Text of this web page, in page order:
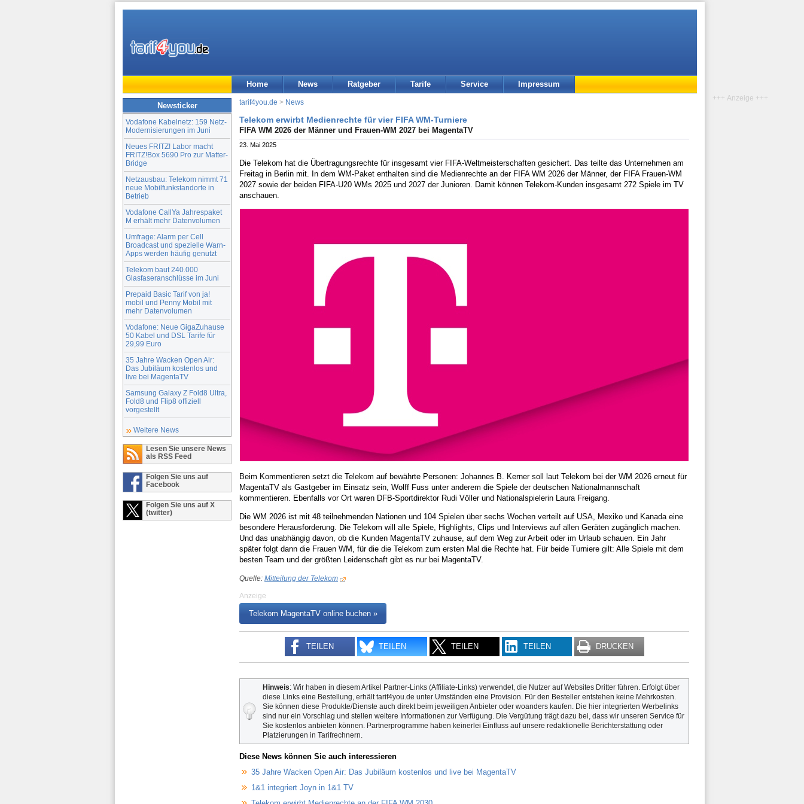
Home News Ratgeber Tarife Service Impressum
Newsticker
Vodafone Kabelnetz: 159 Netz-
Modernisierungen im Juni
Neues FRITZ! Labor macht
FRITZ!Box 5690 Pro zur Matter-
Bridge
Netzausbau: Telekom nimmt 71
neue Mobilfunkstandorte in
Betrieb
Vodafone CallYa Jahrespaket
M erhält mehr Datenvolumen
Umfrage: Alarm per Cell
Broadcast und spezielle Warn-
Apps werden häufig genutzt
Telekom baut 240.000
Glasfaseranschlüsse im Juni
Prepaid Basic Tarif von ja!
mobil und Penny Mobil mit
mehr Datenvolumen
Vodafone: Neue GigaZuhause
50 Kabel und DSL Tarife für
29,99 Euro
35 Jahre Wacken Open Air:
Das Jubiläum kostenlos und
live bei MagentaTV
Samsung Galaxy Z Fold8 Ultra,
Fold8 und Flip8 offiziell
vorgestellt
Weitere News
Lesen Sie unsere News
als RSS Feed
Folgen Sie uns auf
Facebook
Folgen Sie uns auf X
(twitter)
tarif4you.de > News
Telekom erwirbt Medienrechte für vier FIFA WM-Turniere
FIFA WM 2026 der Männer und Frauen-WM 2027 bei MagentaTV
23. Mai 2025
Die Telekom hat die Übertragungsrechte für insgesamt vier FIFA-Weltmeisterschaften gesichert. Das teilte das Unternehmen am
Freitag in Berlin mit. In dem WM-Paket enthalten sind die Medienrechte an der FIFA WM 2026 der Männer, der FIFA Frauen-WM
2027 sowie der beiden FIFA-U20 WMs 2025 und 2027 der Junioren. Damit können Telekom-Kunden insgesamt 272 Spiele im TV
anschauen.
Beim Kommentieren setzt die Telekom auf bewährte Personen: Johannes B. Kerner soll laut Telekom bei der WM 2026 erneut für
MagentaTV als Gastgeber im Einsatz sein, Wolff Fuss unter anderem die Spiele der deutschen Nationalmannschaft
kommentieren. Ebenfalls vor Ort waren DFB-Sportdirektor Rudi Völler und Nationalspielerin Laura Freigang.
Die WM 2026 ist mit 48 teilnehmenden Nationen und 104 Spielen über sechs Wochen verteilt auf USA, Mexiko und Kanada eine
besondere Herausforderung. Die Telekom will alle Spiele, Highlights, Clips und Interviews auf allen Geräten zugänglich machen.
Und das unabhängig davon, ob die Kunden MagentaTV zuhause, auf dem Weg zur Arbeit oder im Urlaub schauen. Ein Jahr
später folgt dann die Frauen WM, für die die Telekom zum ersten Mal die Rechte hat. Für beide Turniere gilt: Alle Spiele mit dem
besten Team und der größten Leidenschaft gibt es nur bei MagentaTV.
Quelle: Mitteilung der Telekom
Anzeige
Telekom MagentaTV online buchen »
TEILEN TEILEN TEILEN TEILEN DRUCKEN
Hinweis: Wir haben in diesem Artikel Partner-Links (Affiliate-Links) verwendet, die Nutzer auf Websites Dritter führen. Erfolgt über
diese Links eine Bestellung, erhält tarif4you.de unter Umständen eine Provision. Für den Besteller entstehen keine Mehrkosten.
Sie können diese Produkte/Dienste auch direkt beim jeweiligen Anbieter oder woanders kaufen. Die hier integrierten Werbelinks
sind nur ein Vorschlag und stellen weitere Informationen zur Verfügung. Die Vergütung trägt dazu bei, dass wir unseren Service für
Sie kostenlos anbieten können. Partnerprogramme haben keinerlei Einfluss auf unsere redaktionelle Berichterstattung oder
Platzierungen in Tarifrechnern.
Diese News können Sie auch interessieren
35 Jahre Wacken Open Air: Das Jubiläum kostenlos und live bei MagentaTV
1&1 integriert Joyn in 1&1 TV
+++ Anzeige +++